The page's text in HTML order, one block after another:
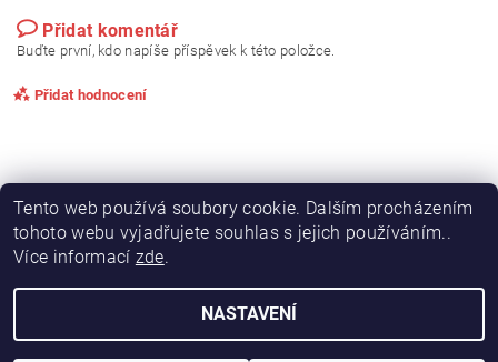
Přidat komentář
Buďte první, kdo napíše příspěvek k této položce.
Přidat hodnocení
2026 © VÝHODNÝ OBCHOD, všechna práva vyhrazena
Tento web používá soubory cookie. Dalším procházením
tohoto webu vyjadřujete souhlas s jejich používáním..
Více informací zde.
NASTAVENÍ